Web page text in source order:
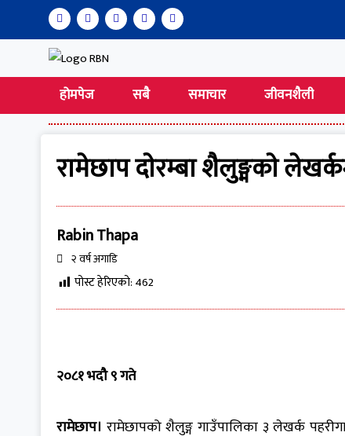
होमपेज सबै समाचार जीवनशैली
रामेछाप दाेरम्बा शैलुङ्मकाे
Rabin Thapa
२ वर्ष अगाडि
पोस्ट हेरिएको: 462
२०८१ भदौ ९ गते
रामेछाप। रामेछापको शैलुङ्ग गाउँपालिका ३ लेखर्क